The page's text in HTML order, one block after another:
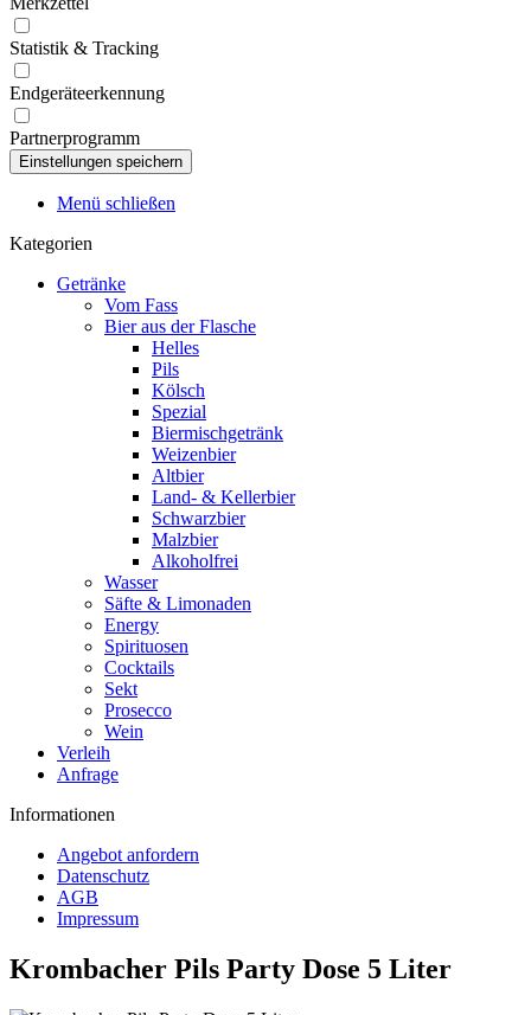
Statistik & Tracking
Endgeräteerkennung
Partnerprogramm
Menü schließen
Kategorien
Getränke
Vom Fass
Bier aus der Flasche
Helles
Pils
Kölsch
Spezial
Biermischgetränk
Weizenbier
Altbier
Land- & Kellerbier
Schwarzbier
Malzbier
Alkoholfrei
Wasser
Säfte & Limonaden
Energy
Spirituosen
Cocktails
Sekt
Prosecco
Wein
Verleih
Anfrage
Informationen
Angebot anfordern
Datenschutz
AGB
Impressum
Krombacher Pils Party Dose 5 Liter